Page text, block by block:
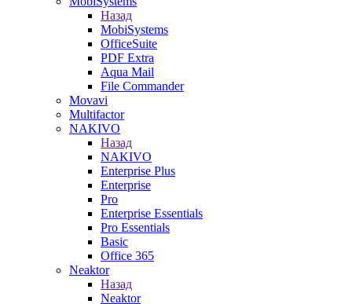
Назад
MobiSystems
OfficeSuite
PDF Extra
Aqua Mail
File Commander
Movavi
Multifactor
NAKIVO
Назад
NAKIVO
Enterprise Plus
Enterprise
Pro
Enterprise Essentials
Pro Essentials
Basic
Office 365
Neaktor
Назад
Neaktor